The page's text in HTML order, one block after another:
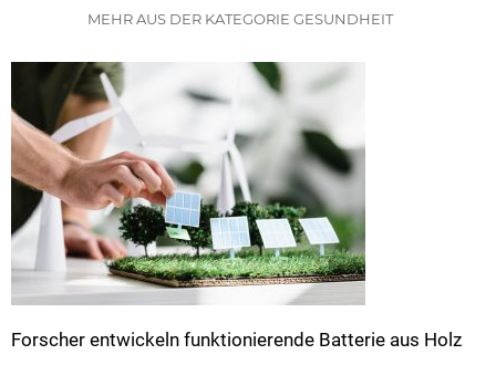
MEHR AUS DER KATEGORIE GESUNDHEIT
Forscher entwickeln funktionierende Batterie aus Holz